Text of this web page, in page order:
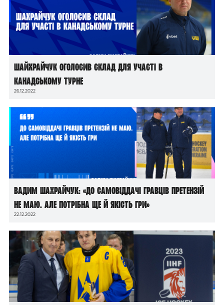
Шайхрайчук оголосив склад для участі в
канадському турне
26.12.2022
Вадим Шахрайчук: «До самовіддачі гравців претензій
не маю. Але потрібна ще й якість гри»
22.12.2022